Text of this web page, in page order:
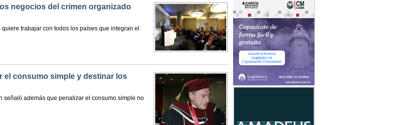
negocios del crimen organizado
trabajar con todos los países que integran el
el consumo simple y destinar los
señaló además que penalizar el consumo simple no